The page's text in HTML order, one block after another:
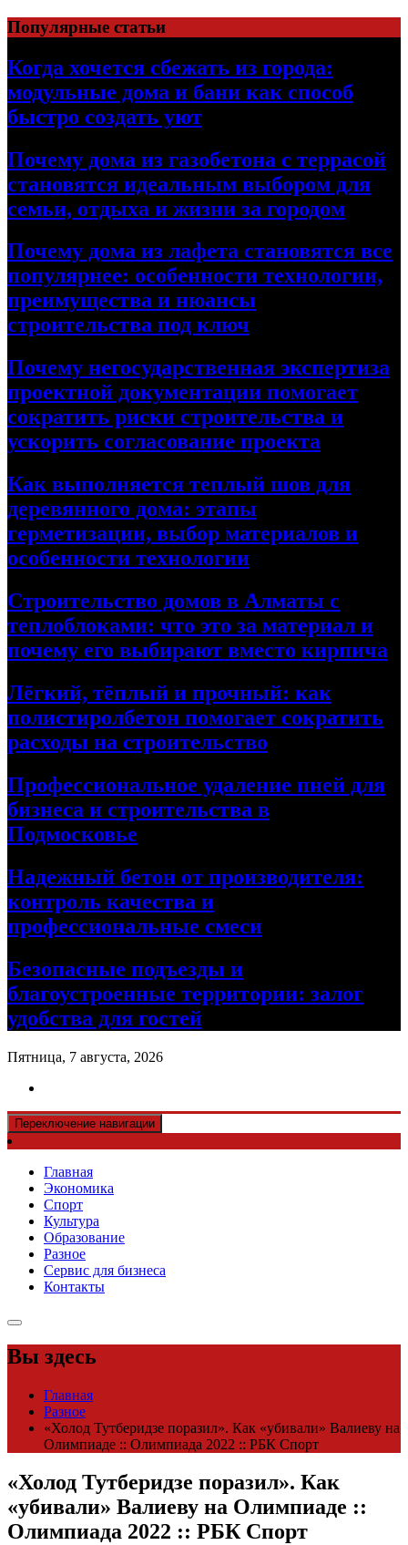
Перейти
к
содержимому
Популярные статьи
Когда хочется сбежать из города:
модульные дома и бани как способ
быстро создать уют
Почему дома из газобетона с террасой
становятся идеальным выбором для
семьи, отдыха и жизни за городом
Почему дома из лафета становятся все
популярнее: особенности технологии,
преимущества и нюансы
строительства под ключ
Почему негосударственная экспертиза
проектной документации помогает
сократить риски строительства и
ускорить согласование проекта
Как выполняется теплый шов для
деревянного дома: этапы
герметизации, выбор материалов и
особенности технологии
Строительство домов в Алматы с
теплоблоками: что это за материал и
почему его выбирают вместо кирпича
Лёгкий, тёплый и прочный: как
полистиролбетон помогает сократить
расходы на строительство
Профессиональное удаление пней для
бизнеса и строительства в
Подмосковье
Надежный бетон от производителя:
контроль качества и
профессиональные смеси
Безопасные подъезды и
благоустроенные территории: залог
удобства для гостей
Пятница, 7 августа, 2026
Переключение навигации
Главная
Экономика
Спорт
Культура
Образование
Разное
Сервис для бизнеса
Контакты
Вы здесь
Главная
Разное
«Холод Тутберидзе поразил». Как «убивали» Валиеву на
Олимпиаде :: Олимпиада 2022 :: РБК Спорт
«Холод Тутберидзе поразил». Как
«убивали» Валиеву на Олимпиаде ::
Олимпиада 2022 :: РБК Спорт